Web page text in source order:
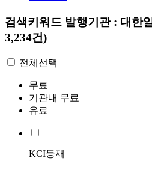
검색키워드 발행기관 : 대한
3,234건)
전체선택
무료
기관내 무료
유료
KCI등재